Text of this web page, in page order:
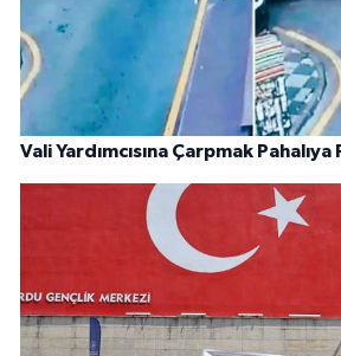
Vali Yardımcısına Çarpmak Pahalıya